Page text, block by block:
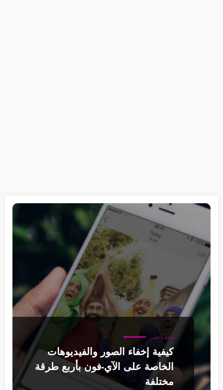
نصائح وألاعيب
كيفية إخفاء الصور والفيديوهات
الخاصة على الآي-فون بأربع طرقة
مختلفة